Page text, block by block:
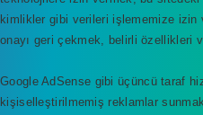
kimlikler gibi verileri işlememize izin
onayı geri çekmek, belirli özellikleri
Google AdSense gibi üçüncü taraf
kişiselleştirilmemiş reklamlar